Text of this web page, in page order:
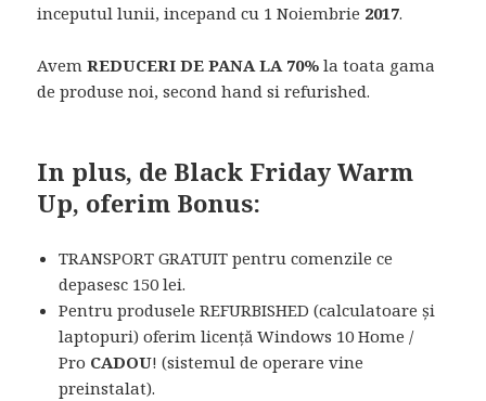
inceputul lunii, incepand cu 1 Noiembrie 2017.
AvemREDUCERI DE PANA LA 70% la toata gama
de produse noi, second hand si refurished.
In plus, de Black Friday Warm
Up, oferim Bonus:
TRANSPORT GRATUIT pentru comenzile ce
depasesc 150 lei.
Pentru produsele REFURBISHED (calculatoare și
laptopuri) oferim licență Windows 10 Home /
Pro CADOU! (sistemul de operare vine
preinstalat).